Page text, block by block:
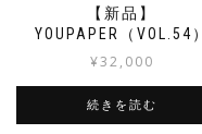
【新品】
YOUPAPER（VOL.54）
¥32,000
続きを読む